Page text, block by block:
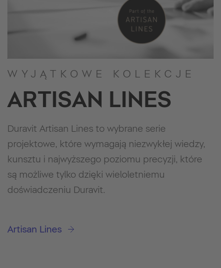
WYJĄTKOWE KOLEKCJE
ARTISAN LINES
Duravit Artisan Lines to wybrane serie
projektowe, które wymagają niezwykłej wiedzy,
kunsztu i najwyższego poziomu precyzji, które
są możliwe tylko dzięki wieloletniemu
doświadczeniu Duravit.
Artisan Lines